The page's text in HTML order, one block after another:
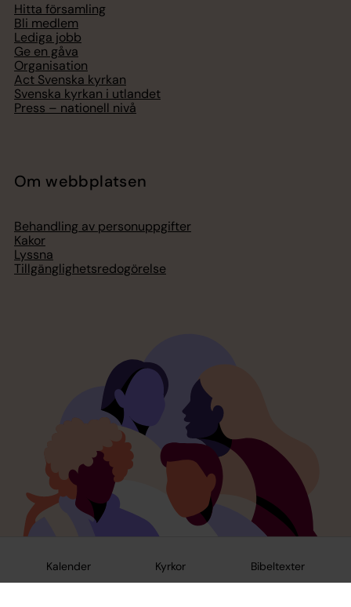
Kalender Kyrkor Bibeltexter
Hitta församling
Bli medlem
Lediga jobb
Ge en gåva
Organisation
Act Svenska kyrkan
Svenska kyrkan i utlandet
Press – nationell nivå
Om webbplatsen
Behandling av personuppgifter
Kakor
Lyssna
Tillgänglighetsredogörelse